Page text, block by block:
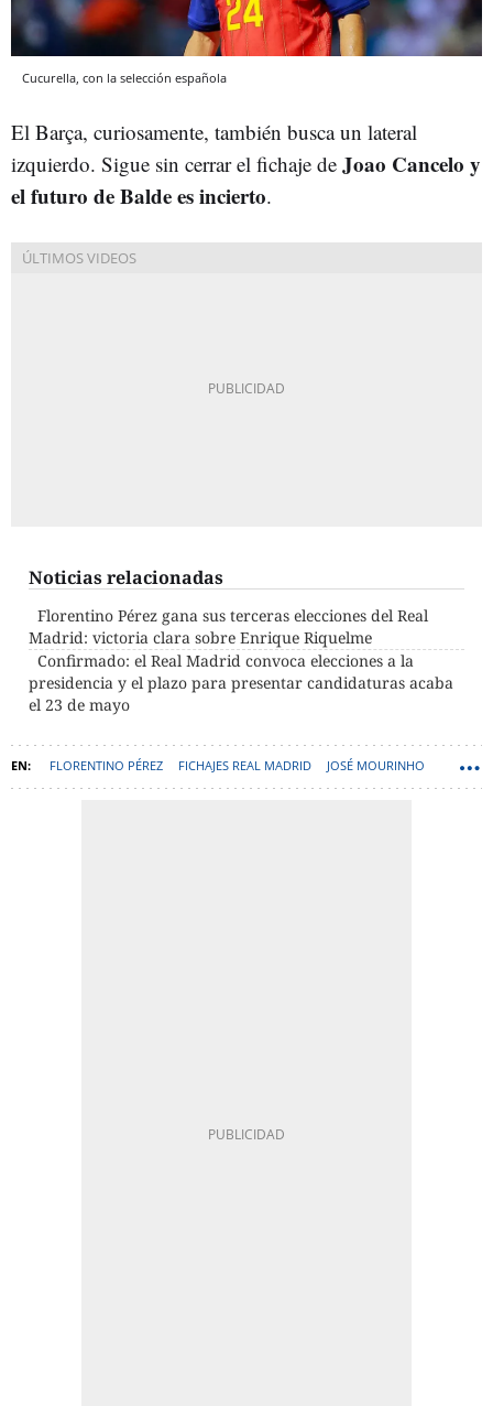
Cucurella, con la selección española
El Barça, curiosamente, también busca un lateral
izquierdo. Sigue sin cerrar el fichaje de Joao Cancelo y
el futuro de Balde es incierto.
Noticias relacionadas
Florentino Pérez gana sus terceras elecciones del Real
Madrid: victoria clara sobre Enrique Riquelme
Confirmado: el Real Madrid convoca elecciones a la
presidencia y el plazo para presentar candidaturas acaba
el 23 de mayo
FLORENTINO PÉREZ FICHAJES REAL MADRID JOSÉ MOURINHO